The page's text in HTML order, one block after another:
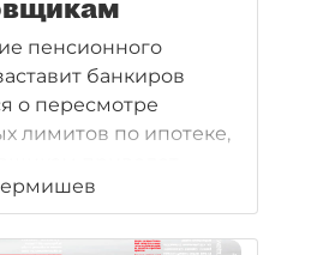
пенсионного
банкиров
о пересмотре
лимитов по ипотеке,
— тех, кто хочет
и выйти
досрочно.